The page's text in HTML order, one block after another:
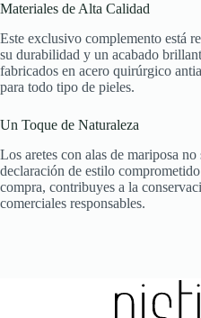
Materiales de Alta Calidad
Este exclusivo complemento está
su durabilidad y un acabado
fabricados en acero quirúrgico
para todo tipo de pieles.
Un Toque de Naturaleza
Los aretes con alas de mariposa
declaración de estilo
compra, contribuyes a la
comerciales responsables.